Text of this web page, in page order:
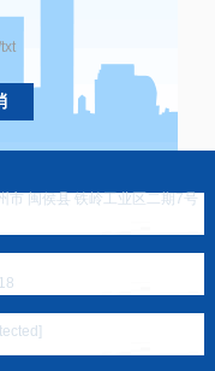
市 闽侯县 铁岭工业区二期7号